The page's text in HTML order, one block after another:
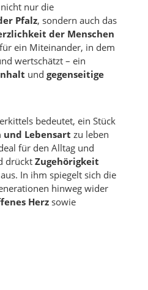
nur die
Pfalz, sondern auch das
der Menschen
ein Miteinander, in dem
wertschätzt – ein
und gegenseitige
bedeutet, ein Stück
Lebensart zu leben
für den Alltag und
drückt Zugehörigkeit
aus. In ihm spiegelt sich die
hinweg wider
Herzsowie